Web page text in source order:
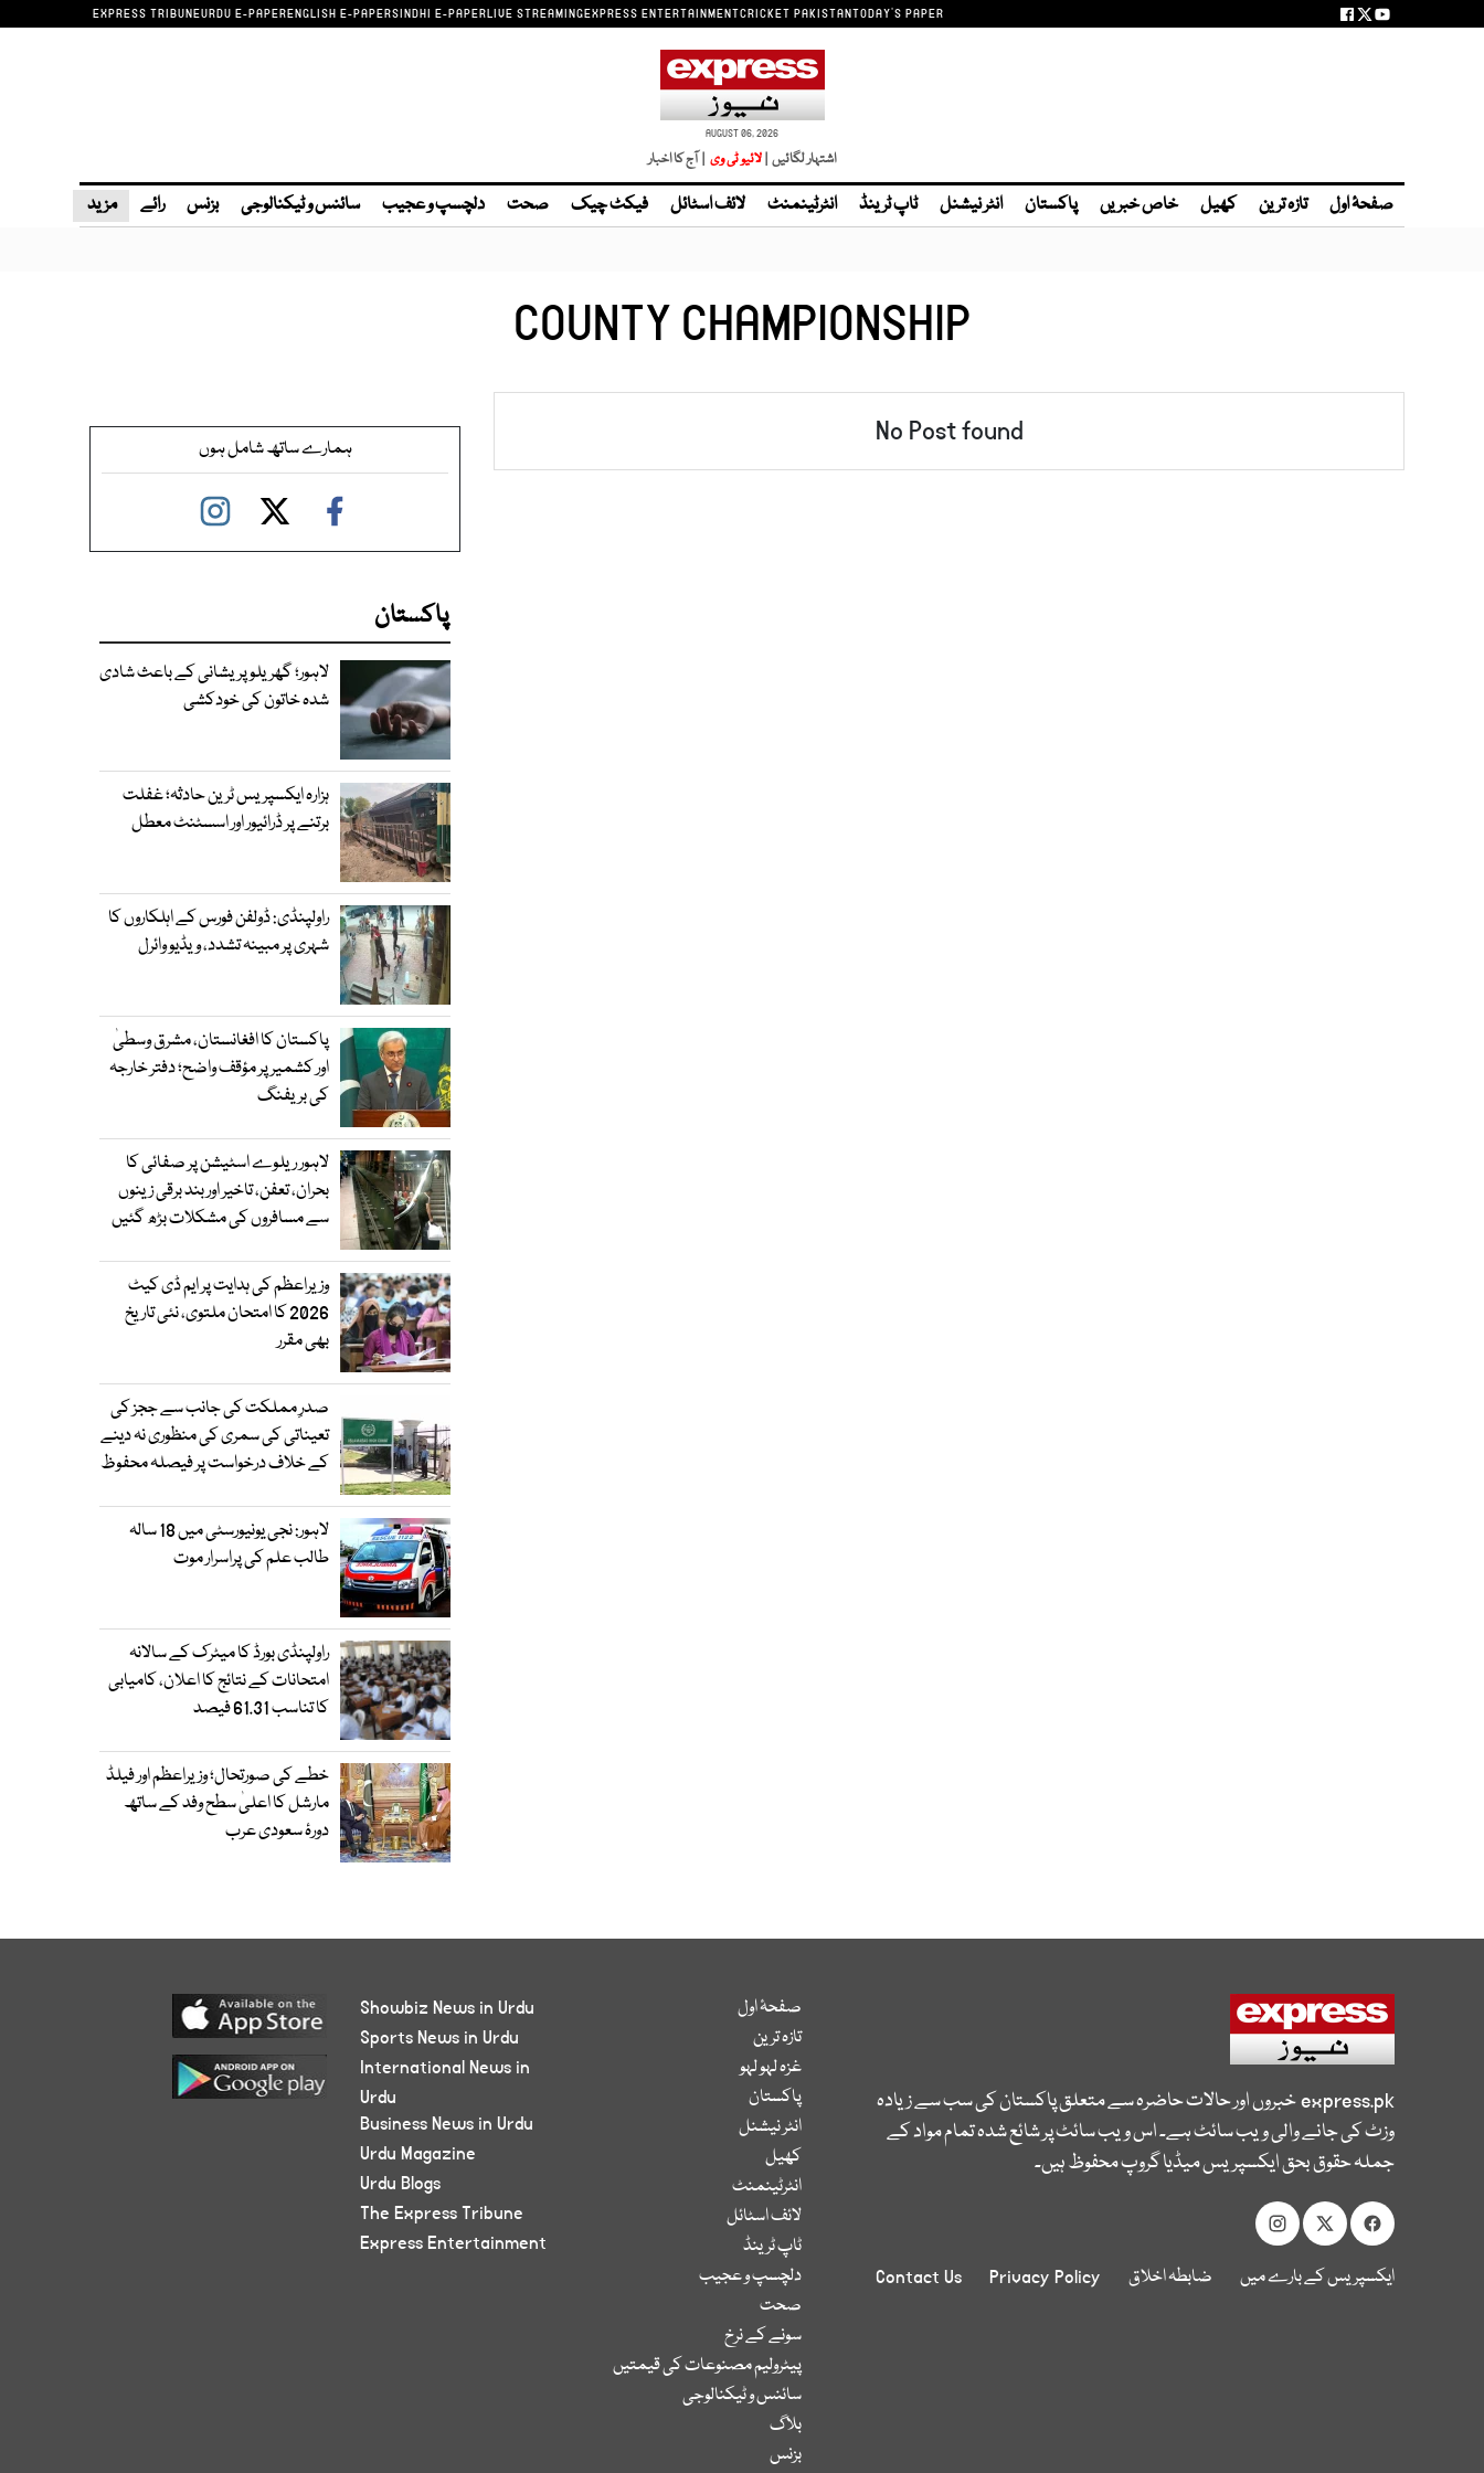
EXPRESS TRIBUNEURDU E-PAPERENGLISH E-PAPERSINDHI E-PAPERLIVE STREAMINGEXPRESS ENTERTAINMENTCRICKET PAKISTANTODAY'S PAPER
AUGUST 06, 2026
اشتہار لگائیں | | آج کا اخبار
صفحۂ اول تازہ ترین کھیل خاص خبریں پاکستان انٹر نیشنل ٹاپ ٹرینڈ انٹرٹینمنٹ لائف اسٹائل فیکٹ چیک صحت دلچسپ و عجیب سائنس و ٹیکنالوجی بزنس رائے مزید
COUNTY CHAMPIONSHIP
No Post found ہمارے ساتھ شامل ہوں
پاکستان
لاہور؛ گھریلو پریشانی کے باعث شادی
شدہ خاتون کی خودکشی
ہزارہ ایکسپریس ٹرین حادثہ؛ غفلت
برتنے پر ڈرائیور اور اسسٹنٹ معطل
راولپنڈی: ڈولفن فورس کے اہلکاروں کا
شہری پر مبینہ تشدد، ویڈیو وائرل
پاکستان کا افغانستان، مشرق وسطیٰ
اور کشمیر پر مؤقف واضح؛ دفتر خارجہ
کی بریفنگ
لاہور ریلوے اسٹیشن پر صفائی کا
بحران، تعفن، تاخیر اور بند برقی زینوں
سے مسافروں کی مشکلات بڑھ گئیں
وزیراعظم کی ہدایت پر ایم ڈی کیٹ
2026 کا امتحان ملتوی، نئی تاریخ
بھی مقرر
صدرِ مملکت کی جانب سے ججز کی
تعیناتی کی سمری کی منظوری نہ دینے
کے خلاف درخواست پر فیصلہ محفوظ
لاہور: نجی یونیورسٹی میں 18 سالہ
طالب علم کی پراسرار موت
راولپنڈی بورڈ کا میٹرک کے سالانہ
امتحانات کے نتائج کا اعلان، کامیابی
کا تناسب 61.31 فیصد
خطے کی صورتحال؛ وزیراعظم اور فیلڈ
مارشل کا اعلیٰ سطح وفد کے ساتھ
دورۂ سعودی عرب
express.pkخبروں اور حالات حاضرہ سے متعلق پاکستان کی سب سے زیادہ
وزٹ کی جانے والی ویب سائٹ ہے۔ اس ویب سائٹ پر شائع شدہ تمام مواد کے
جملہ حقوق بحق ایکسپریس میڈیا گروپ محفوظ ہیں۔
ایکسپریس کے بارے میں ضابطہ اخلاق Privacy Policy
Contact Us
صفحۂ اول
تازہ ترین
غزہ لہو لہو
پاکستان
انٹر نیشنل
کھیل
انٹرٹینمنٹ
لائف اسٹائل
ٹاپ ٹرینڈ
دلچسپ و عجیب
صحت
سونے کے نرخ
پیٹرولیم مصنوعات کی قیمتیں
سائنس و ٹیکنالوجی
بلاگ
بزنس
Showbiz News in Urdu
Sports News in Urdu
International News in
Urdu
Business News in Urdu
Urdu Magazine
Urdu Blogs
The Express Tribune
Express Entertainment